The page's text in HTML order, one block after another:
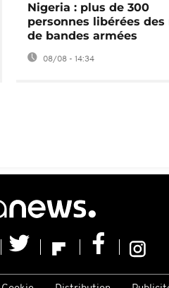
Nigeria : plus de 300
personnes libérées des
de bandes armées
08/08 - 14:34